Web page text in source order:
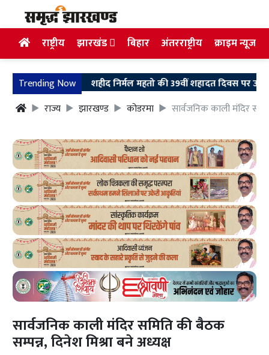
राष्ट्रीय झारखंड बिहार अंतरराष्ट्रीय क्राइम न्यूज
Trending Nowशहीद निर्मल महतो की 39वीं शहादत दिवस पर उलियान
राज्य
झारखण्ड कोडरमा सार्वजनिक काली मंदिर
सार्वजनिक काली मंदिर समिति की बैठक
सम्पन्न, दिनेश मिश्रा बने अध्यक्ष